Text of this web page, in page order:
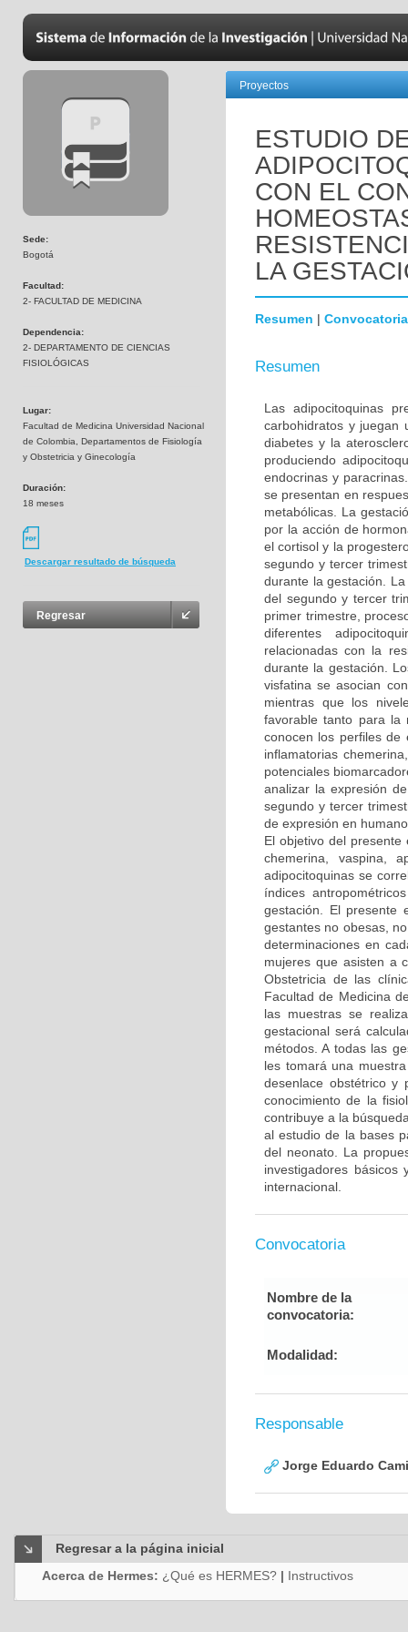
Sede:
Bogotá
Facultad:
2- FACULTAD DE MEDICINA
Dependencia:
2- DEPARTAMENTO DE CIENCIAS
FISIOLÓGICAS
Lugar:
Facultad de Medicina Universidad Nacional
de Colombia, Departamentos de Fisiología
y Obstetricia y Ginecología
Duración:
18 meses
Descargar resultado de búsqueda
Regresar
Proyectos
ESTUDIO
CON EL
LA
Resumen | Convocatoria
Resumen
Las adipocitoquinas
carbohidratos y juegan
diabetes y la
produciendo
endocrinas y
se presentan en
metabólicas. La
por la acción de
el cortisol y la
segundo y tercer
durante la gestación.
del segundo y tercer
primer trimestre,
diferentes
relacionadas con la
durante la gestación.
visfatina se asocian
mientras que los
favorable tanto para la
conocen los perfiles de
inflamatorias
potenciales
analizar la expresión
segundo y tercer
de expresión en
El objetivo del
chemerina, vaspina,
adipocitoquinas se
índices
gestación. El presente
gestantes no obesas,
determinaciones en
mujeres que asisten a
Obstetricia de las
Facultad de Medicina
las muestras se
gestacional será
métodos. A todas las
les tomará una
desenlace obstétrico y
conocimiento de la
contribuye a la
al estudio de la bases
del neonato. La
investigadores
internacional.
Convocatoria
Nombre de la
convocatoria:
Modalidad:
Responsable
Jorge Eduardo
Regresar a la página inicial
Acerca de Hermes: ¿Qué es HERMES? | Instructivos